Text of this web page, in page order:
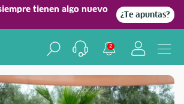
tienen algo nuevo
¿Te apuntas?
2